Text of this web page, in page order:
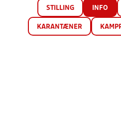
STILLING INFO
KARANTÆNER